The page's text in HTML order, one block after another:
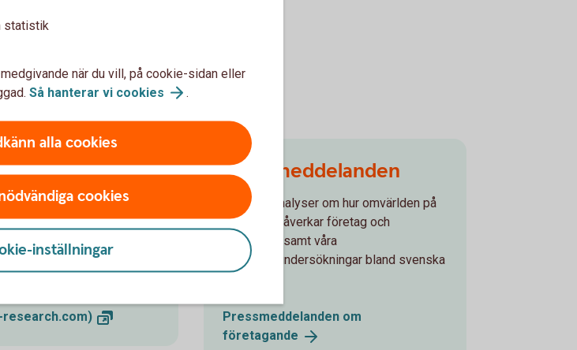
företagare
och löpande
kring svensk och
ekonomi.
research.com)
Pressmeddelanden
Läs våra analyser om hur omvärlden på
olika sätt påverkar företag och
företagare samt våra
konjunkturundersökningar bland svenska
Pressmeddelanden om
företagande
statistik
när du vill, på cookie-sidan eller
Så hanterar vi cookies .
alla cookies
cookies
inställningar